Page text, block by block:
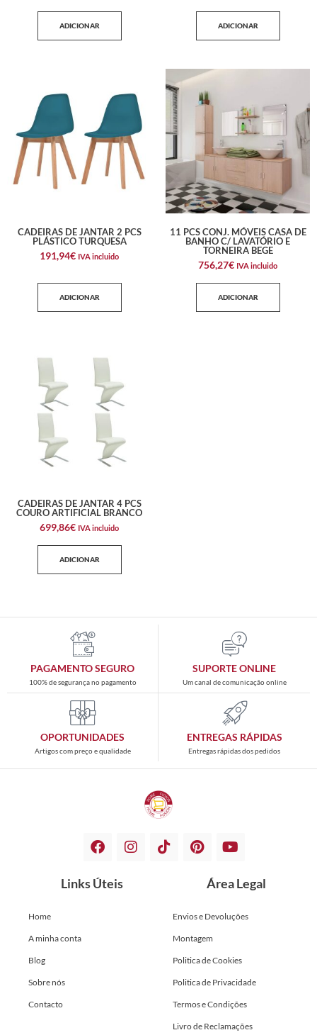
ADICIONAR ADICIONAR
CADEIRAS DE JANTAR 2 PCS
PLÁSTICO TURQUESA
191,94€ IVA incluido
ADICIONAR
11 PCS CONJ. MÓVEIS CASA DE
BANHO C/ LAVATÓRIO E
TORNEIRA BEGE
756,27€ IVA incluido
ADICIONAR
CADEIRAS DE JANTAR 4 PCS
COURO ARTIFICIAL BRANCO
699,86€ IVA incluido
ADICIONAR
PAGAMENTO SEGURO
100% de segurança no pagamento
SUPORTE ONLINE
Um canal de comunicação online
OPORTUNIDADES
Artigos com preço e qualidade
ENTREGAS RÁPIDAS
Entregas rápidas dos pedidos
Links Úteis
Home
A minha conta
Blog
Sobre nós
Contacto
Área Legal
Envios e Devoluções
Montagem
Politica de Cookies
Politica de Privacidade
Termos e Condições
Livro de Reclamações